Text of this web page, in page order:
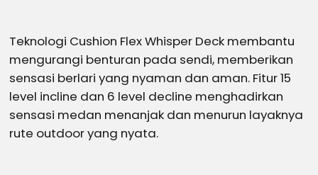
Teknologi Cushion Flex Whisper Deck membantu
mengurangi benturan pada sendi, memberikan
sensasi berlari yang nyaman dan aman. Fitur 15
level incline dan 6 level decline menghadirkan
sensasi medan menanjak dan menurun layaknya
rute outdoor yang nyata.